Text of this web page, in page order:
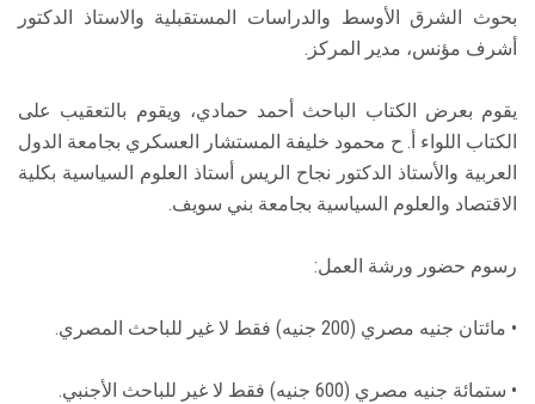
بحوث الشرق الأوسط والدراسات المستقبلية والاستاذ الدكتور
أشرف مؤنس، مدير المركز.
يقوم بعرض الكتاب الباحث أحمد حمادي، ويقوم بالتعقيب على
الكتاب اللواء أ. ح محمود خليفة المستشار العسكري بجامعة الدول
العربية والأستاذ الدكتور نجاح الريس أستاذ العلوم السياسية بكلية
الاقتصاد والعلوم السياسية بجامعة بني سويف.
رسوم حضور ورشة العمل:
• مائتان جنيه مصري (200 جنيه) فقط لا غير للباحث المصري.
• ستمائة جنيه مصري (600 جنيه) فقط لا غير للباحث الأجنبي.